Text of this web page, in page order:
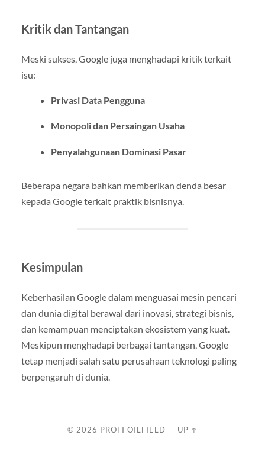
Kritik dan Tantangan
Meski sukses, Google juga menghadapi kritik terkait
isu:
Privasi Data Pengguna
Monopoli dan Persaingan Usaha
Penyalahgunaan Dominasi Pasar
Beberapa negara bahkan memberikan denda besar
kepada Google terkait praktik bisnisnya.
Kesimpulan
Keberhasilan Google dalam menguasai mesin pencari
dan dunia digital berawal dari inovasi, strategi bisnis,
dan kemampuan menciptakan ekosistem yang kuat.
Meskipun menghadapi berbagai tantangan, Google
tetap menjadi salah satu perusahaan teknologi paling
berpengaruh di dunia.
© 2026 PROFI OILFIELD — UP ↑